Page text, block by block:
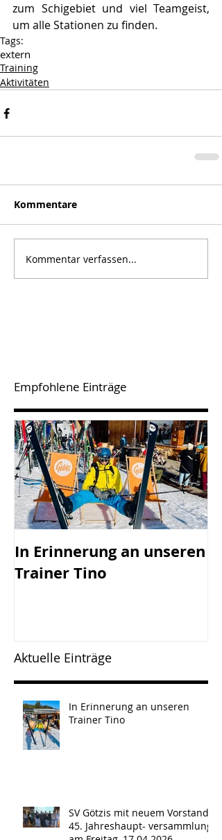
zum Schigebiet und viel Teamgeist,
um alle Stationen zu finden.
Tags:
extern
Training
Aktivitäten
Kommentare
Kommentar verfassen...
Empfohlene Einträge
In Erinnerung an unseren
Trainer Tino
Aktuelle Einträge
In Erinnerung an unseren
Trainer Tino
SV Götzis mit neuem Vorstand -
45. Jahreshaupt- versammlung